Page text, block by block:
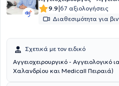
9.9|67 αξιολογήσεις
Διαθεσιμότητα για
Σχετικά με τον ειδικό
Αγγειοχειρουργικό - Αγγειολογικό
Χαλανδρίου και Medicall Πειραιά)